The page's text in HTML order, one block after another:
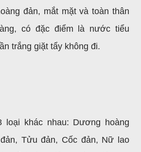
đản, mắt mặt và toàn thân
có đặc điểm là nước tiểu
trắng giặt tẩy không đi.
loại khác nhau: Dương hoàng
Tửu đản, Cốc đản, Nữ lao